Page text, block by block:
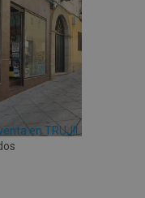
en TRUJILLO 30